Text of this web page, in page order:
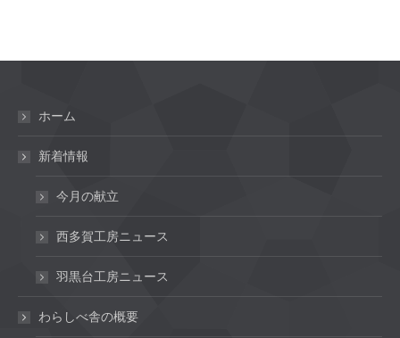
ホーム
新着情報
今月の献立
西多賀工房ニュース
羽黒台工房ニュース
わらしべ舎の概要